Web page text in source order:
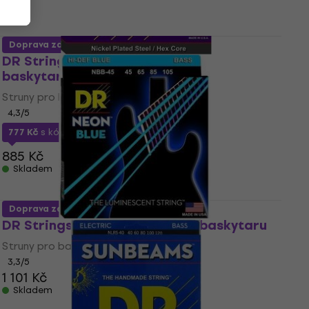
DR Strings NMH-45 Struny pro
baskytaru
Struny pro baskytaru
4,3/5
777 Kč s kódemMUZMUZ-10
885 Kč
Skladem
Doprava zdarma
DR Strings NBB-45 Struny pro baskytaru
Struny pro baskytaru
3,3/5
1 101 Kč
Skladem
Doprava zdarma